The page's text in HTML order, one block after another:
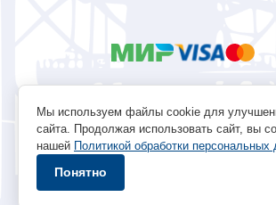
Политика обработки
© 1996 - 2026 инструмент
okp@masterplus.tomsk.ru ИП
Мы используем файлы cookie для
сайта. Продолжая использовать сайт, вы
нашей Политикой обработки персональных
Понятно